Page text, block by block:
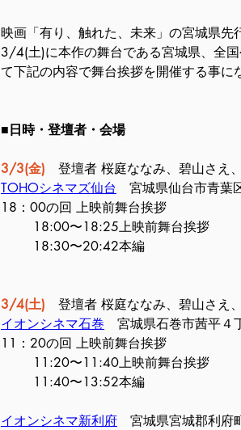
映画「有り、触れた、未来」の宮城県
3/4(土)に本作の舞台である宮城県、全
て下記の内容で舞台挨拶を開催する事
■日時・登壇者・会場
3/3(金) 登壇者 桜庭ななみ、碧山さえ
TOHOシネマズ仙台 宮城県仙台市青葉
18：00の回 上映前舞台挨拶
18:00〜18:25上映前舞台挨拶
18:30〜20:42本編
3/4(土) 登壇者 桜庭ななみ、碧山さえ
イオンシネマ石巻 宮城県石巻市茜平４
11：20の回 上映前舞台挨拶
11:20〜11:40上映前舞台挨拶
11:40〜13:52本編
イオンシネマ新利府 宮城県宮城郡利府